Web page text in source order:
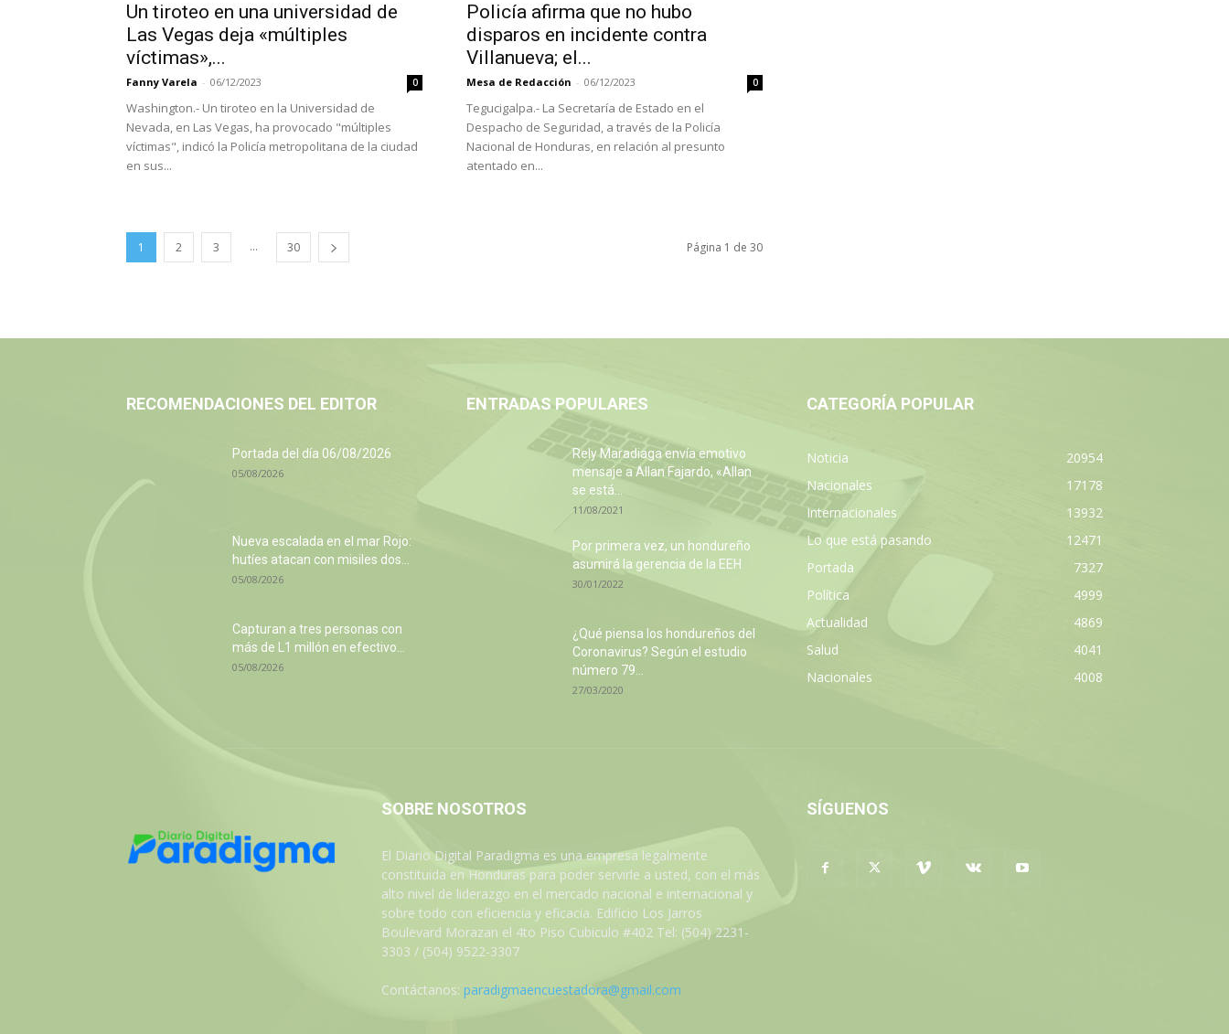
Un tiroteo en una universidad de
Las Vegas deja «múltiples
víctimas»,...
Fanny Varela - 06/12/2023 0
Washington.- Un tiroteo en la Universidad de
Nevada, en Las Vegas, ha provocado "múltiples
víctimas", indicó la Policía metropolitana de la ciudad
en sus...
Policía afirma que no hubo
disparos en incidente contra
Villanueva; el...
Mesa de Redacción - 06/12/2023 0
Tegucigalpa.- La Secretaría de Estado en el
Despacho de Seguridad, a través de la Policía
Nacional de Honduras, en relación al presunto
atentado en...
1 2 3 ... 30 Página 1 de 30
RECOMENDACIONES DEL EDITOR
Portada del día 06/08/2026
05/08/2026
Nueva escalada en el mar Rojo:
hutíes atacan con misiles dos...
05/08/2026
Capturan a tres personas con
más de L1 millón en efectivo...
05/08/2026
ENTRADAS POPULARES
Rely Maradiaga envía emotivo
mensaje a Allan Fajardo, «Allan
se está...
11/08/2021
Por primera vez, un hondureño
asumirá la gerencia de la EEH
30/01/2022
¿Qué piensa los hondureños del
Coronavirus? Según el estudio
número 79...
27/03/2020
CATEGORÍA POPULAR
Noticia
20954
Nacionales
17178
Internacionales
13932
Lo que está pasando
12471
Portada
7327
Política
4999
Actualidad
4869
Salud
4041
Nacionales
4008
SOBRE NOSOTROS
El Diario Digital Paradigma es una empresa legalmente
constituida en Honduras para poder servirle a usted, con el más
alto nivel de liderazgo en el mercado nacional e internacional y
sobre todo con eficiencia y eficacia. Edificio Los Jarros
Boulevard Morazan el 4to Piso Cubiculo #402 Tel: (504) 2231-
3303 / (504) 9522-3307
Contáctanos: paradigmaencuestadora@gmail.com
SÍGUENOS